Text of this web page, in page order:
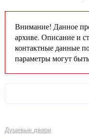
Внимание! Данное
архиве. Описание и
контактные данные
параметры могут
Душевые двери